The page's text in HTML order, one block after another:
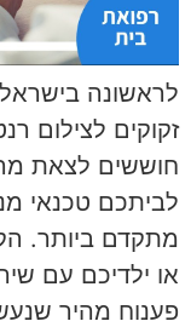
לראשונה
זקוקים לצילום
לביתכם טכנאי
מתקדם ביותר.
או ילדיכם עם
פענוח מהיר